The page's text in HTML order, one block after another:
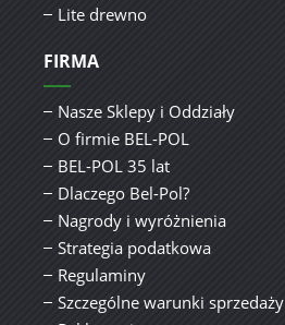
Lite drewno
FIRMA
Nasze Sklepy i Oddziały
O firmie BEL-POL
BEL-POL 35 lat
Dlaczego Bel-Pol?
Nagrody i wyróżnienia
Strategia podatkowa
Regulaminy
Szczególne warunki sprzedaży